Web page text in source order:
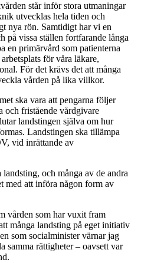
står inför stora utmaningar
utvecklas hela tiden och
nya rön. Samtidigt har vi en
på vissa ställen fortfarande långa
en primärvård som patienterna
för våra läkare,
För det krävs det att många
vården på lika villkor.
ska vara att pengarna följer
och fristående vårdgivare
landstingen själva om hur
Landstingen ska tillämpa
vid inrättande av
och många av de andra
med att införa någon form av
vården som har vuxit fram
många landsting på eget initiativ
som socialminister värnar jag
samma rättigheter – oavsett var